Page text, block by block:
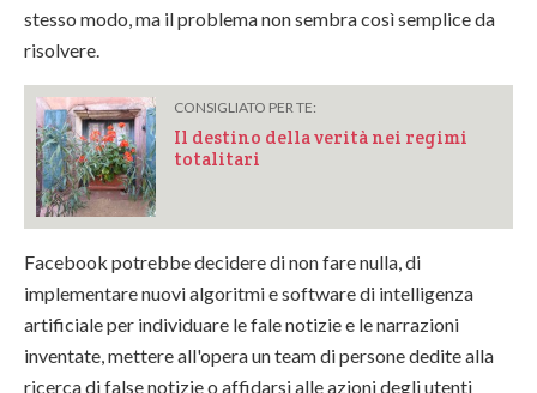
stesso modo, ma il problema non sembra così semplice da
risolvere.
CONSIGLIATO PER TE:
Il destino della verità nei regimi
totalitari
Facebook potrebbe decidere di non fare nulla, di
implementare nuovi algoritmi e software di intelligenza
artificiale per individuare le fale notizie e le narrazioni
inventate, mettere all'opera un team di persone dedite alla
ricerca di false notizie o affidarsi alle azioni degli utenti